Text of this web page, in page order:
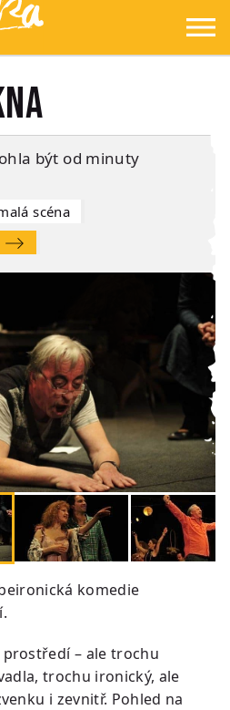
☰
být od minuty
Malá scéna
komedie
– ale trochu
trochu ironický, ale
i zevnitř. Pohled na